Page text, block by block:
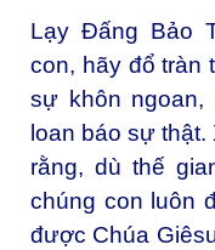
Lạy Đấng Bảo
con, hãy đổ tràn
sự khôn ngoan,
loan báo sự
rằng, dù thế
chúng con luôn
được Chúa